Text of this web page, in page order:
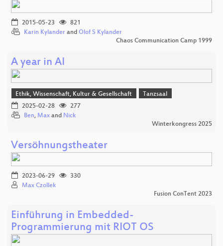
2015-05-23
821
Karin Kylander and Olof S Kylander
Chaos Communication Camp 1999
A year in AI
Ethik, Wissenschaft, Kultur & Gesellschaft
Tanzsaal
2025-02-28
277
Ben, Max and Nick
Winterkongress 2025
Versöhnungstheater
2023-06-29
330
Max Czollek
Fusion ConTent 2023
Einführung in Embedded-
Programmierung mit RIOT OS